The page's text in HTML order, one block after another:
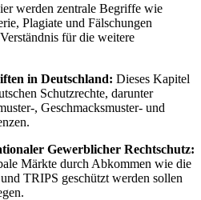
werden zentrale Begriffe wie
Plagiate und Fälschungen
für die weitere
in Deutschland: Dieses Kapitel
Schutzrechte, darunter
, Geschmacksmuster- und
Gewerblicher Rechtschutz:
Märkte durch Abkommen wie die
TRIPS geschützt werden sollen